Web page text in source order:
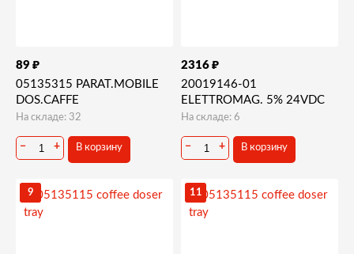
89 ₽
05135315 PARAT.MOBILE
DOS.CAFFE
На складе: 32
− + В корзину
2316 ₽
20019146-01
ELETTROMAG. 5% 24VDC
На складе: 6
− + В корзину
9 11